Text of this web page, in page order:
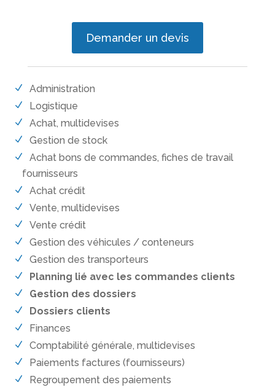
Demander un devis
Administration
Logistique
Achat, multidevises
Gestion de stock
Achat bons de commandes, fiches de travail
fournisseurs
Achat crédit
Vente, multidevises
Vente crédit
Gestion des véhicules / conteneurs
Gestion des transporteurs
Planning lié avec les commandes clients
Gestion des dossiers
Dossiers clients
Finances
Comptabilité générale, multidevises
Paiements factures (fournisseurs)
Regroupement des paiements